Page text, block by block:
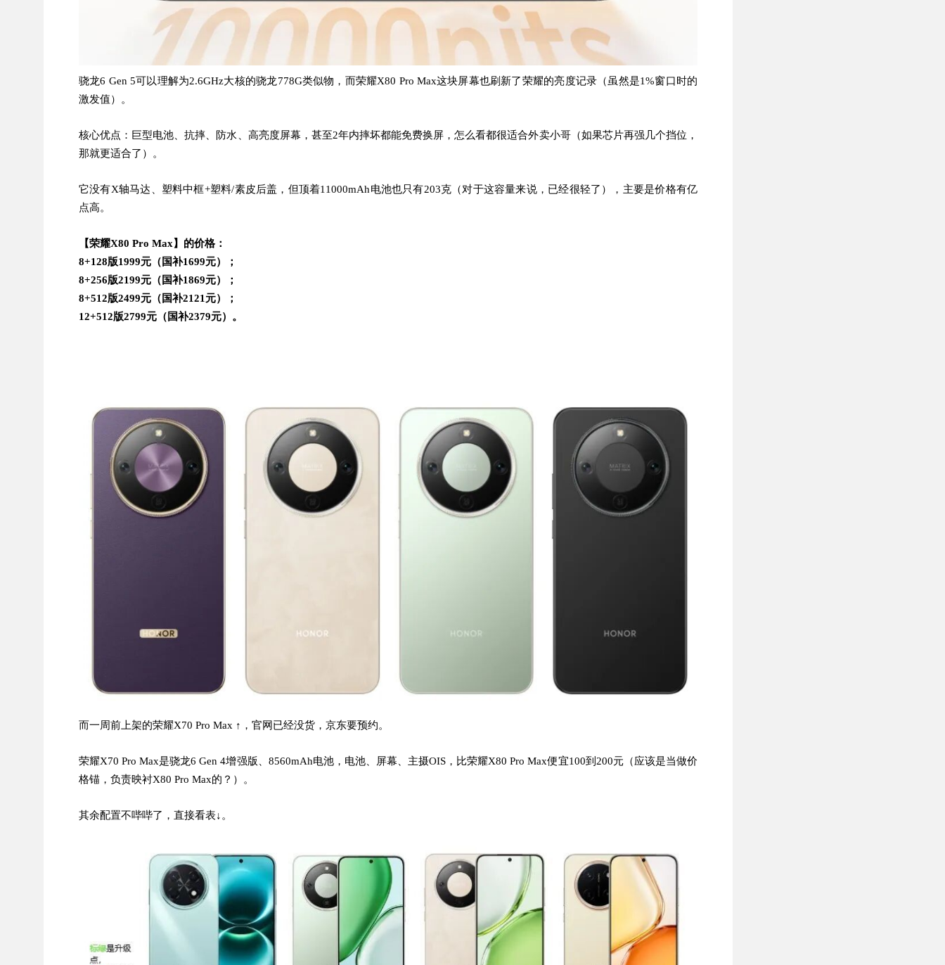
骁龙6 Gen 5可以理解为2.6GHz大核的骁龙778G类似物，而荣耀X80 Pro Max这块屏幕也刷新了荣耀的亮度记录（虽然是1%窗口时的
激发值）。
核心优点：巨型电池、抗摔、防水、高亮度屏幕，甚至2年内摔坏都能免费换屏，怎么看都很适合外卖小哥（如果芯片再强几个挡位，
那就更适合了）。
它没有X轴马达、塑料中框+塑料/素皮后盖，但顶着11000mAh电池也只有203克（对于这容量来说，已经很轻了），主要是价格有亿
点高。
【荣耀X80 Pro Max】的价格：
8+128版1999元（国补1699元）；
8+256版2199元（国补1869元）；
8+512版2499元（国补2121元）；
12+512版2799元（国补2379元）。
而一周前上架的荣耀X70 Pro Max ↑，官网已经没货，京东要预约。
荣耀X70 Pro Max是骁龙6 Gen 4增强版、8560mAh电池，电池、屏幕、主摄OIS，比荣耀X80 Pro Max便宜100到200元（应该是当做价
格锚，负责映衬X80 Pro Max的？）。
其余配置不哔哔了，直接看表↓。